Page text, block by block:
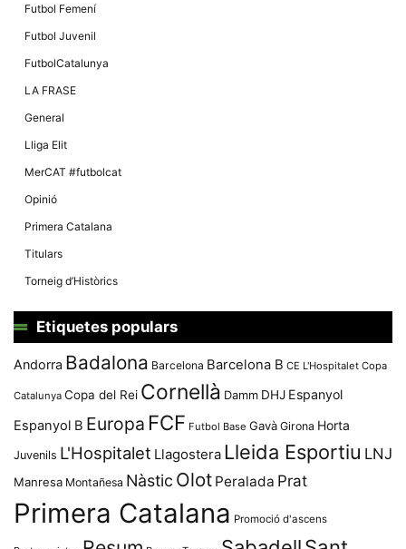
Futbol Femení
Futbol Juvenil
FutbolCatalunya
LA FRASE
General
Lliga Elit
MerCAT #futbolcat
Opinió
Primera Catalana
Titulars
Torneig d’Històrics
Etiquetes populars
Andorra Badalona Barcelona Barcelona B CE L'Hospitalet Copa
Catalunya Copa del Rei Cornellà Damm DHJ Espanyol
Espanyol B Europa FCF Futbol Base Gavà Girona Horta
Juvenils L'Hospitalet Llagostera Lleida Esportiu LNJ
Manresa Montañesa Nàstic Olot Peralada Prat
Primera Catalana Promoció d'ascens